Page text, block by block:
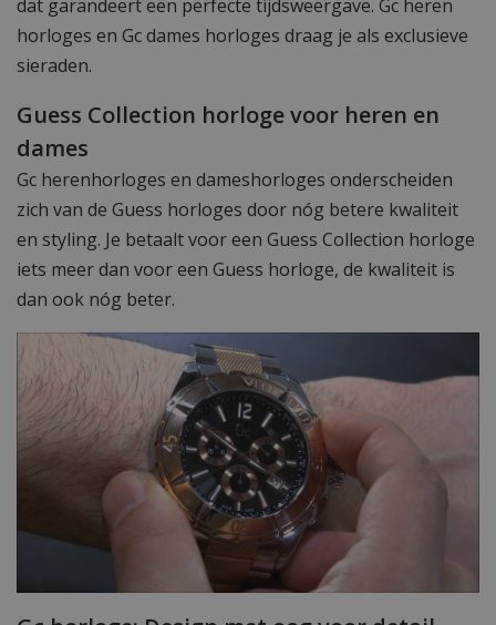
dat garandeert een perfecte tijdsweergave. Gc heren
horloges en Gc dames horloges draag je als exclusieve
sieraden.
Guess Collection horloge voor heren en
dames
Gc herenhorloges en dameshorloges onderscheiden
zich van de Guess horloges door nóg betere kwaliteit
en styling. Je betaalt voor een Guess Collection horloge
iets meer dan voor een Guess horloge, de kwaliteit is
dan ook nóg beter.